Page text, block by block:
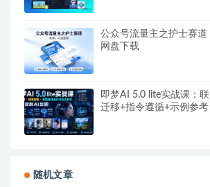
公众号流量主之护士赛
网盘下载
即梦AI 5.0 lite实战课：
迁移+指令遵循+示例参
随机文章